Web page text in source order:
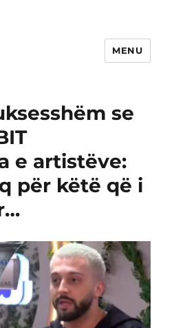
MENU
se
e artistëve:
për këtë që i